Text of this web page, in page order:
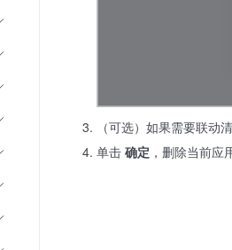
（可选）如果需要联
单击 确定 ，删除当前应